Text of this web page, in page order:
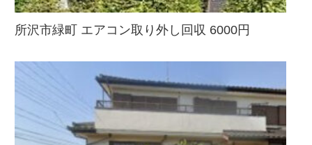
所沢市緑町 エアコン取り外し回収 6000円